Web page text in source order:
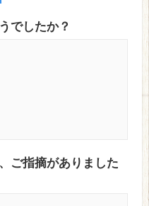
でしたか？
ご指摘がありました